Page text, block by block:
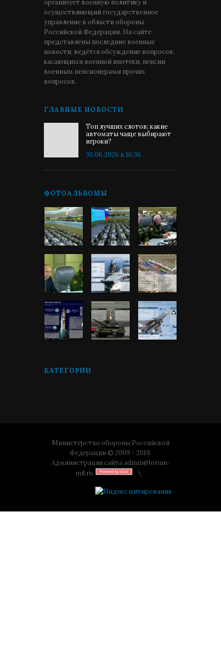
организует военную политику и
осуществляющий государственное
управление в области обороны
Российской Федерации. На сайте
представлены последние военные
новости, ведётся обсуждение вопросов,
касающихся военной ипотеки, пенсии
военным пенсионерами прочих
вопросов.
ГЛАВНЫЕ НОВОСТИ
Топ лучших слотов: какие
автоматы чаще выбирают
игроки?
30.06.2026 в 16:36
ФОТОАЛЬБОМЫ
КАТЕГОРИИ
Министерство обороны Российской
Федерации © 2009 - 2019.
Администрация сайта admin@forum-
mil.ru